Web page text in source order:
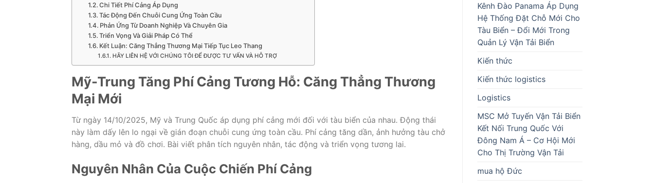
Chi Tiết Phí Cảng Áp Dụng
Tác Động Đến Chuỗi Cung Ứng Toàn Cầu
Phản Ứng Từ Doanh Nghiệp Và Chuyên Gia
Triển Vọng Và Giải Pháp Có Thể
Kết Luận: Căng Thẳng Thương Mại Tiếp Tục Leo Thang
HÃY LIÊN HỆ VỚI CHÚNG TÔI ĐỂ ĐƯỢC TƯ VẤN VÀ HỖ TRỢ
Mỹ-Trung Tăng Phí Cảng Tương Hỗ: Căng Thẳng Thương
Mại Mới
Từ ngày 14/10/2025, Mỹ và Trung Quốc áp dụng phí cảng mới đối với tàu biển của nhau. Động thái
này làm dấy lên lo ngại về gián đoạn chuỗi cung ứng toàn cầu. Phí cảng tăng dần, ảnh hưởng tàu chở
hàng, dầu mỏ và đồ chơi. Bài viết phân tích nguyên nhân, tác động và triển vọng tương lai.
Nguyên Nhân Của Cuộc Chiến Phí Cảng
Kênh Đào Panama Áp Dụng
Hệ Thống Đặt Chỗ Mới Cho
Tàu Biển – Đổi Mới Trong
Quản Lý Vận Tải Biển
Kiến thức
Kiến thức logistics
Logistics
MSC Mở Tuyến Vận Tải Biển
Kết Nối Trung Quốc Với
Đông Nam Á – Cơ Hội Mới
Cho Thị Trường Vận Tải
mua hộ Đức